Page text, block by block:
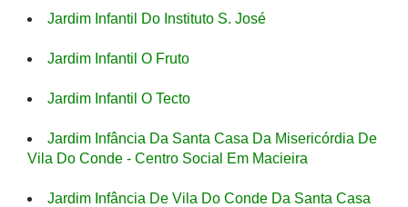
Jardim Infantil Do Instituto S. José
Jardim Infantil O Fruto
Jardim Infantil O Tecto
Jardim Infância Da Santa Casa Da Misericórdia De
Vila Do Conde - Centro Social Em Macieira
Jardim Infância De Vila Do Conde Da Santa Casa